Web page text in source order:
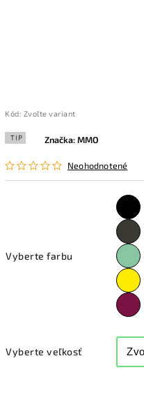
Kód: Zvoľte variant
TIP
Neohodnotené
Značka:MMO
Vyberte farbu
Vyberte veľkosť